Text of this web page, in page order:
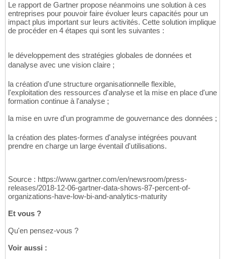
Le rapport de Gartner propose néanmoins une solution à ces
entreprises pour pouvoir faire évoluer leurs capacités pour un
impact plus important sur leurs activités. Cette solution implique
de procéder en 4 étapes qui sont les suivantes :
le développement des stratégies globales de données et
danalyse avec une vision claire ;
la création d'une structure organisationnelle flexible,
l'exploitation des ressources d'analyse et la mise en place d'une
formation continue à l'analyse ;
la mise en uvre d'un programme de gouvernance des données ;
la création des plates-formes d'analyse intégrées pouvant
prendre en charge un large éventail d'utilisations.
Source : https://www.gartner.com/en/newsroom/press-
releases/2018-12-06-gartner-data-shows-87-percent-of-
organizations-have-low-bi-and-analytics-maturity
Et vous ?
Qu'en pensez-vous ?
Voir aussi :